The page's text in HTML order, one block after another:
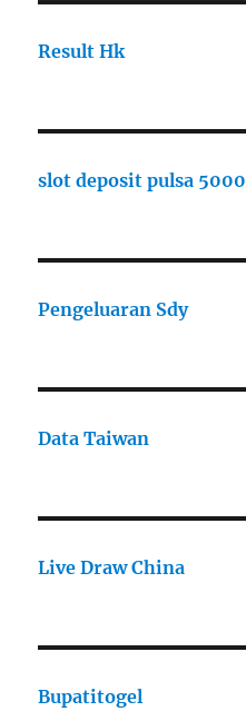
Result Hk
slot deposit pulsa 5000
Pengeluaran Sdy
Data Taiwan
Live Draw China
Bupatitogel